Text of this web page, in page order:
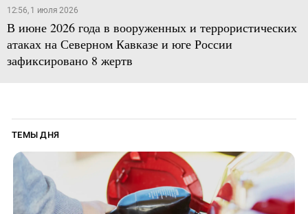
12:56, 1 июля 2026
В июне 2026 года в вооруженных и террористических
атаках на Северном Кавказе и юге России
зафиксировано 8 жертв
ТЕМЫ ДНЯ